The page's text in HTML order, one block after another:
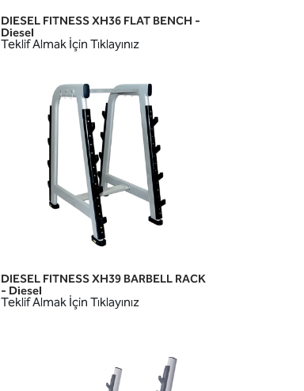
HIZLI GÖRÜNÜM
DIESEL FITNESS XH36 FLAT BENCH -
Diesel
Teklif Almak İçin Tıklayınız
HIZLI GÖRÜNÜM
DIESEL FITNESS XH39 BARBELL RACK
- Diesel
Teklif Almak İçin Tıklayınız